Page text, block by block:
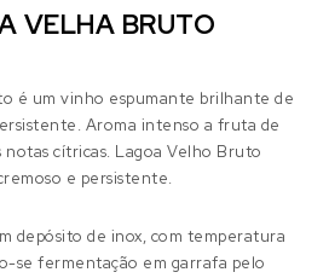
VELHA BRUTO
é um vinho espumante brilhante de
Aroma intenso a fruta de
notas cítricas. Lagoa Velho Bruto
e persistente.
depósito de inox, com temperatura
se fermentação em garrafa pelo